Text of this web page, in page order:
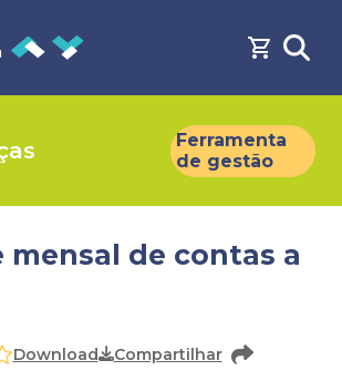
Ferramenta
de gestão
mensal de contas a
para acessar o conteúdo
Download Compartilhar